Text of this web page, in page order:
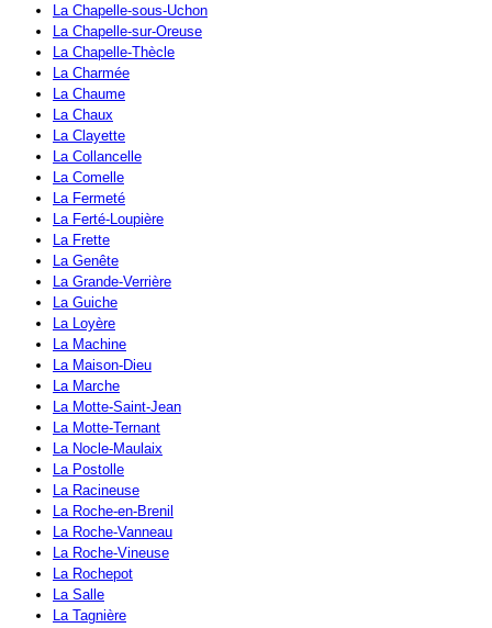
La Chapelle-sous-Uchon
La Chapelle-sur-Oreuse
La Chapelle-Thècle
La Charmée
La Chaume
La Chaux
La Clayette
La Collancelle
La Comelle
La Fermeté
La Ferté-Loupière
La Frette
La Genête
La Grande-Verrière
La Guiche
La Loyère
La Machine
La Maison-Dieu
La Marche
La Motte-Saint-Jean
La Motte-Ternant
La Nocle-Maulaix
La Postolle
La Racineuse
La Roche-en-Brenil
La Roche-Vanneau
La Roche-Vineuse
La Rochepot
La Salle
La Tagnière